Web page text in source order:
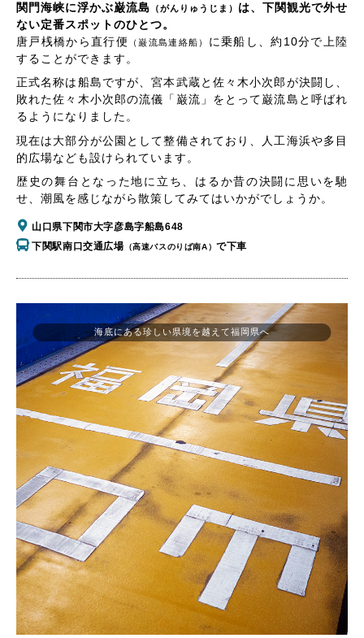
関門海峡に浮かぶ巌流島 （がんりゅうじま） は、下関観光で外せ
ない定番スポットのひとつ。
唐戸桟橋から直行便
（巌流島連絡船）
に乗船し、約10分で上陸
することができます。
正式名称は船島ですが、宮本武蔵と佐々木小次郎が決闘し、
敗れた佐々木小次郎の流儀「巌流」をとって巌流島と呼ばれ
るようになりました。
現在は大部分が公園として整備されており、人工海浜や多目
的広場なども設けられています。
歴史の舞台となった地に立ち、はるか昔の決闘に思いを馳
せ、潮風を感じながら散策してみてはいかがでしょうか。
山口県下関市大字彦島字船島648
下関駅南口交通広場 （高速バスのりば南A）で下車
海底にある珍しい県境を越えて福岡県へ